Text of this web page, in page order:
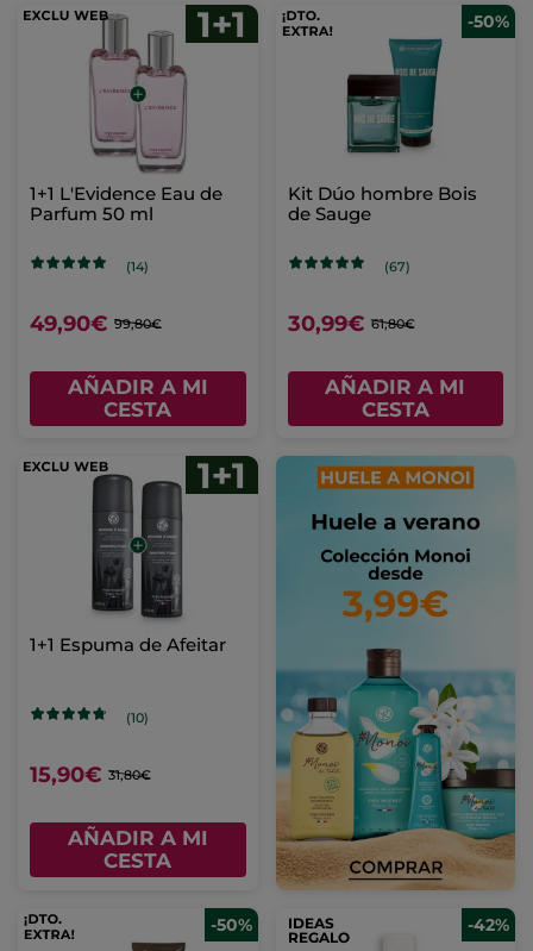
1+1 L'Evidence Eau de
Parfum 50 ml
(14)
49,90€ 99,80€
AÑADIR A MI
CESTA
-50%
Kit Dúo hombre Bois
de Sauge
(67)
30,99€ 61,80€
AÑADIR A MI
CESTA
1+1 Espuma de Afeitar
(10)
15,90€ 31,80€
AÑADIR A MI
CESTA
-50%
IDEAS
REGALO
-42%